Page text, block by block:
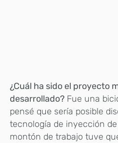
¿Cuál ha sido el proyecto
desarrollado? Fue una
pensé que sería posible
tecnología de inyección
montón de trabajo tuve